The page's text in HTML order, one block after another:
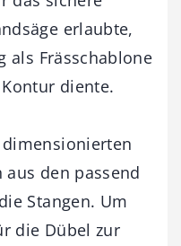
erlaubte,
als Frässchablone
diente.
den passend
Stangen. Um
die Dübel zur